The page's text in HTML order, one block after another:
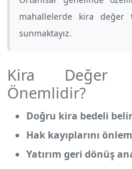
mahallelerde kira değer
sunmaktayız.
Kira Değer
Önemlidir?
Doğru kira bedeli
Hak kayıplarını
Yatırım geri dönüş